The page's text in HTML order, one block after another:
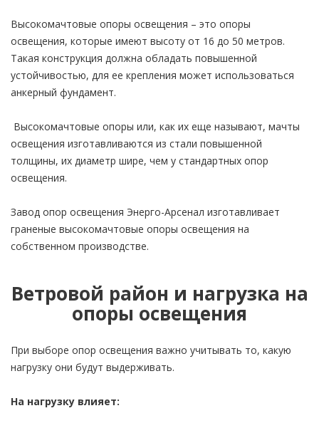
Высокомачтовые опоры освещения – это опоры
освещения, которые имеют высоту от 16 до 50 метров.
Такая конструкция должна обладать повышенной
устойчивостью, для ее крепления может использоваться
анкерный фундамент.
Высокомачтовые опоры или, как их еще называют, мачты
освещения изготавливаются из стали повышенной
толщины, их диаметр шире, чем у стандартных опор
освещения.
Завод опор освещения Энерго-Арсенал изготавливает
граненые высокомачтовые опоры освещения на
собственном производстве.
Ветровой район и нагрузка на
опоры освещения
При выборе опор освещения важно учитывать то, какую
нагрузку они будут выдерживать.
На нагрузку влияет: